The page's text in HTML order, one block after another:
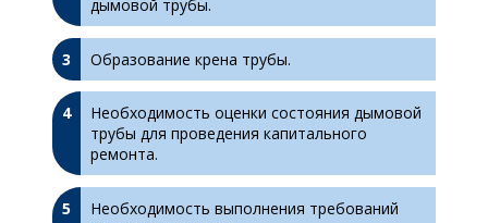
дымовой трубы.
Образование крена трубы.
Необходимость оценки состояния дымовой
трубы для проведения капитального
ремонта.
Необходимость выполнения требований